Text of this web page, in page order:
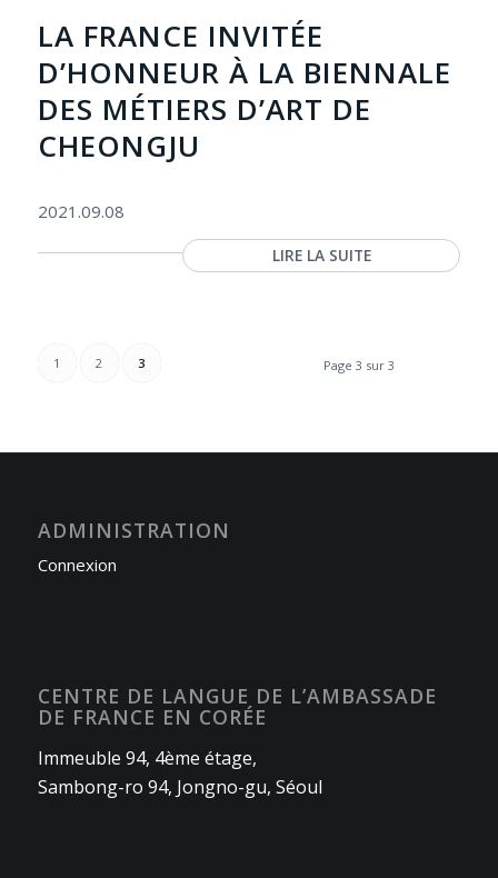
LA FRANCE INVITÉE
D’HONNEUR À LA BIENNALE
DES MÉTIERS D’ART DE
CHEONGJU
2021.09.08
LIRE LA SUITE
Page 3 sur 3
1 2 3
ADMINISTRATION
Connexion
CENTRE DE LANGUE DE L’AMBASSADE
DE FRANCE EN CORÉE
Immeuble 94, 4ème étage,
Sambong-ro 94, Jongno-gu, Séoul